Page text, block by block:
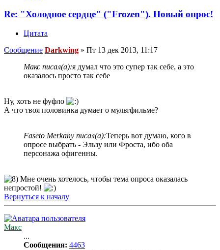
Re: "Холодное сердце" ("Frozen"). Новый опрос!
Цитата
Сообщение Darkwing » Пт 13 дек 2013, 11:17
Макс писал(а):я думал что это супер так себе, а это
оказалось просто так себе
Ну, хоть не фуфло
А что твоя половинка думает о мультфильме?
Faseto Merkany писал(а):Теперь вот думаю, кого в
опросе выбрать - Эльзу или Фроста, ибо оба
персонажа офигенны.
Мне очень хотелось, чтобы тема опроса оказалась
непростой!
Вернуться к началу
Макс
...
Сообщения: 4463